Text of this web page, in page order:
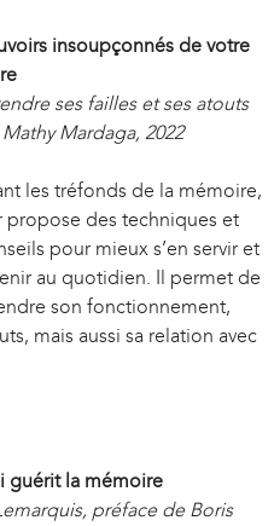
insoupçonnés de votre
ses failles et ses atouts
Mardaga, 2022
les tréfonds de la mémoire,
propose des techniques et
pour mieux s’en servir et
au quotidien. Il permet de
son fonctionnement,
mais aussi sa relation avec
guérit la mémoire
préface de Boris